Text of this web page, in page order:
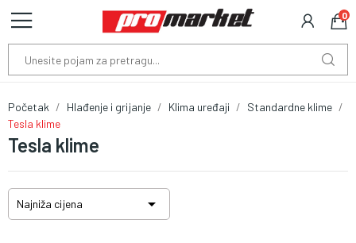
0
Tesla klime
Početak Hlađenje i grijanje Klima uređaji
Standardne klime
Tesla klime
Najniža cijena 